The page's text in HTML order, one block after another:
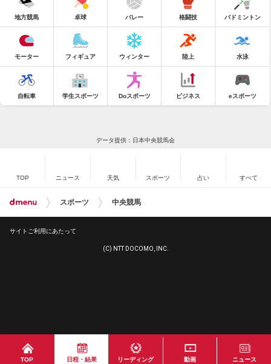
TOP 日程・結果 リーディング 動画 ニュース
地方競馬 卓球 バレー 格闘技 バドミントン
モーター フィギュア ウィンター 陸上 水泳
自転車 学生スポーツ Doスポーツ ビジネス eスポーツ
データ提供：日本中央競馬会
TOP ニュース 天気 スポーツ 占い すべて
スポーツ 中央競馬
サイトご利用にあたって
(C) NTT DOCOMO, INC.